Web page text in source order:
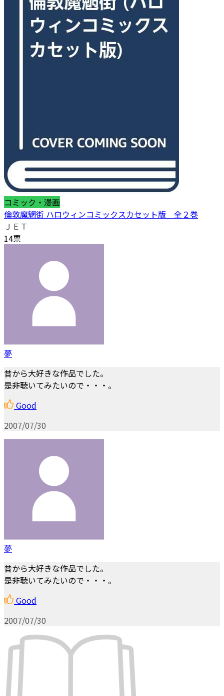
コミック・漫画
倫敦魔魍街 ハロウィンコミックスカセット版 全２巻
ＪＥＴ
14票
夢
昔から大好きな作品でした。
是非聴いてみたいので・・・。
Good
2007/07/30
夢
昔から大好きな作品でした。
是非聴いてみたいので・・・。
Good
2007/07/30